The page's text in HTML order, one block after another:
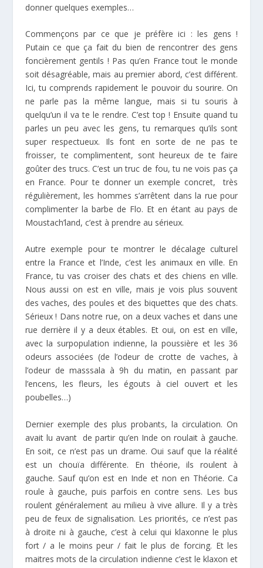
donner quelques exemples…
Commençons par ce que je préfère ici : les gens !
Putain ce que ça fait du bien de rencontrer des gens
foncièrement gentils ! Pas qu’en France tout le monde
soit désagréable, mais au premier abord, c’est différent.
Ici, tu comprends rapidement le pouvoir du sourire. On
ne parle pas la même langue, mais si tu souris à
quelqu’un il va te le rendre. C’est top ! Ensuite quand tu
parles un peu avec les gens, tu remarques qu’ils sont
super respectueux. Ils font en sorte de ne pas te
froisser, te complimentent, sont heureux de te faire
goûter des trucs. C’est un truc de fou, tu ne vois pas ça
en France. Pour te donner un exemple concret, très
régulièrement, les hommes s’arrêtent dans la rue pour
complimenter la barbe de Flo. Et en étant au pays de
Moustach’land, c’est à prendre au sérieux.
Autre exemple pour te montrer le décalage culturel
entre la France et l’Inde, c’est les animaux en ville. En
France, tu vas croiser des chats et des chiens en ville.
Nous aussi on est en ville, mais je vois plus souvent
des vaches, des poules et des biquettes que des chats.
Sérieux ! Dans notre rue, on a deux vaches et dans une
rue derrière il y a deux étables. Et oui, on est en ville,
avec la surpopulation indienne, la poussière et les 36
odeurs associées (de l’odeur de crotte de vaches, à
l’odeur de masssala à 9h du matin, en passant par
l’encens, les fleurs, les égouts à ciel ouvert et les
poubelles…)
Dernier exemple des plus probants, la circulation. On
avait lu avant de partir qu’en Inde on roulait à gauche.
En soit, ce n’est pas un drame. Oui sauf que la réalité
est un chouïa différente. En théorie, ils roulent à
gauche. Sauf qu’on est en Inde et non en Théorie. Ca
roule à gauche, puis parfois en contre sens. Les bus
roulent généralement au milieu à vive allure. Il y a très
peu de feux de signalisation. Les priorités, ce n’est pas
à droite ni à gauche, c’est à celui qui klaxonne le plus
fort / a le moins peur / fait le plus de forcing. Et les
maitres mots de la circulation indienne c’est le klaxon et